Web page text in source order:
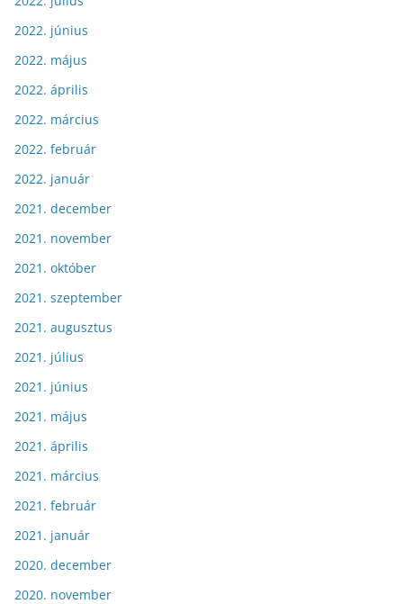
2022. június
2022. május
2022. április
2022. március
2022. február
2022. január
2021. december
2021. november
2021. október
2021. szeptember
2021. augusztus
2021. július
2021. június
2021. május
2021. április
2021. március
2021. február
2021. január
2020. december
2020. november